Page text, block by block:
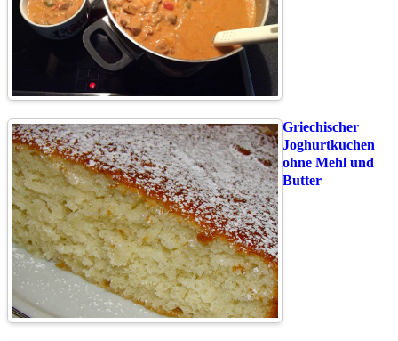
Griechischer
Joghurtkuchen
ohne Mehl und
Butter